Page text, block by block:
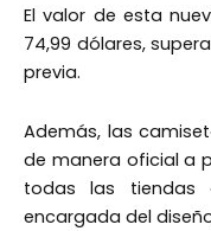
El valor de esta
74,99 dólares,
previa.
Además, las
de manera oficial a
todas las tiendas
encargada del